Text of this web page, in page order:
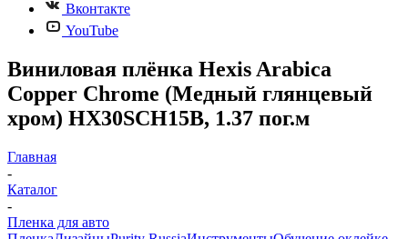
Вконтакте
YouTube
Виниловая плёнка Hexis Arabica
Copper Chrome (Медный глянцевый
хром) HX30SCH15B, 1.37 пог.м
Главная
-
Каталог
-
Пленка для авто